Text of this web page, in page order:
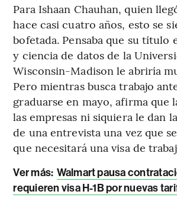
Para Ishaan Chauhan, quien
hace casi cuatro años, esto se
bofetada. Pensaba que su título
y ciencia de datos de la
Wisconsin-Madison le abriría
Pero mientras busca trabajo
graduarse en mayo, afirma que
las empresas ni siquiera le dan
de una entrevista una vez que
que necesitará una visa de
Ver más: Walmart pausa
requieren visa H-1B por nuevas